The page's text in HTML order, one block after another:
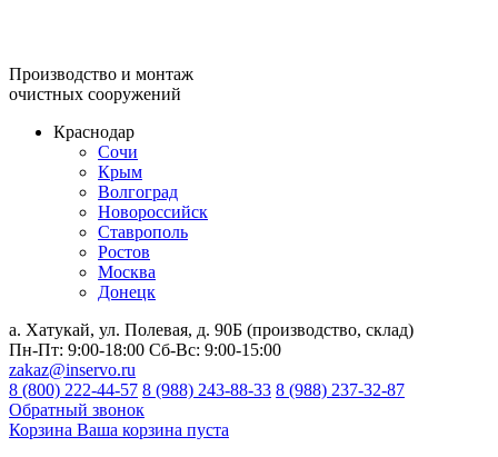
Производство и монтаж
очистных сооружений
Краснодар
Сочи
Крым
Волгоград
Новороссийск
Ставрополь
Ростов
Москва
Донецк
а. Хатукай, ул. Полевая, д. 90Б (производство, склад)
Пн-Пт: 9:00-18:00 Сб-Вс: 9:00-15:00
zakaz@inservo.ru
8 (800) 222-44-57 8 (988) 243-88-33 8 (988) 237-32-87
Обратный звонок
Корзина Ваша корзина пуста